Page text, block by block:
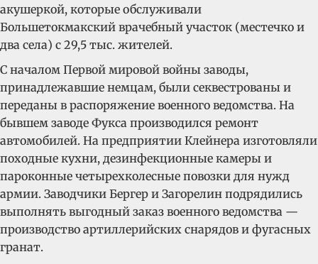
акушеркой, которые обслуживали
Большетокмакский врачебный участок (местечко и
два села) с 29,5 тыс. жителей.
С началом Первой мировой войны заводы,
принадлежавшие немцам, были секвестрованы и
переданы в распоряжение военного ведомства. На
бывшем заводе Фукса производился ремонт
автомобилей. На предприятии Клейнера изготовляли
походные кухни, дезинфекционные камеры и
пароконные четырехколесные повозки для нужд
армии. Заводчики Бергер и Загорелин подрядились
выполнять выгодный заказ военного ведомства —
производство артиллерийских снарядов и фугасных
гранат.